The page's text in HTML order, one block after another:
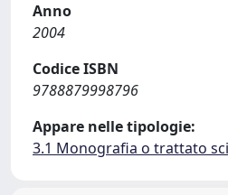
Anno
2004
Codice ISBN
9788879998796
Appare nelle tipologie:
3.1 Monografia o trattato